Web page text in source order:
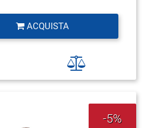
ACQUISTA
-5%